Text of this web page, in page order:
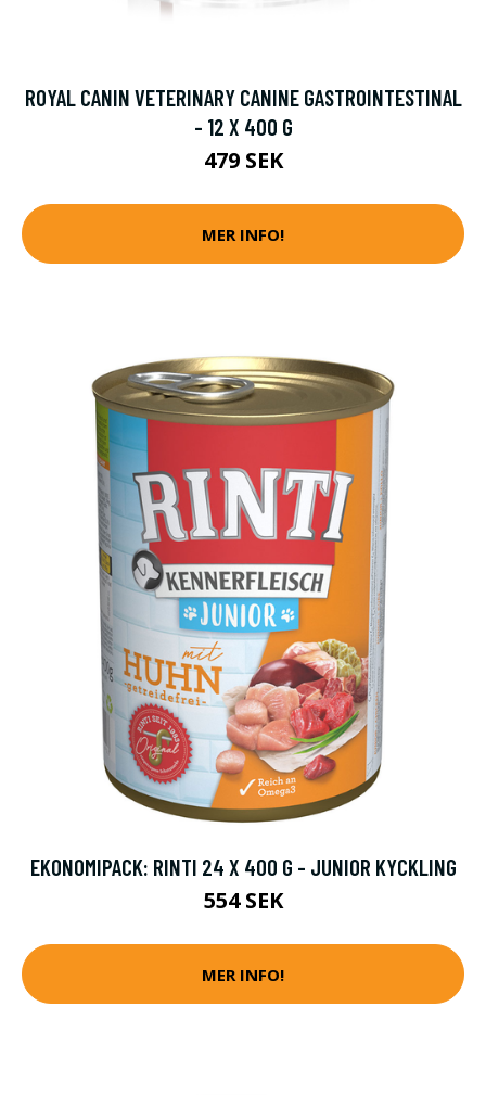
ROYAL CANIN VETERINARY CANINE GASTROINTESTINAL
- 12 X 400 G
479 SEK
MER INFO!
EKONOMIPACK: RINTI 24 X 400 G - JUNIOR KYCKLING
554 SEK
MER INFO!